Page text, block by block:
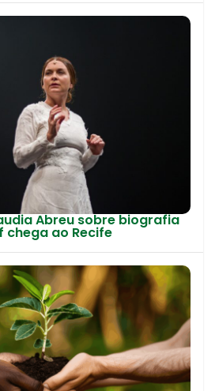
Abreu sobre biografia
chega ao Recife